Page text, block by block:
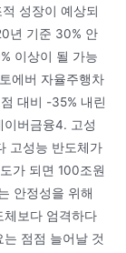
성장이 예상되
년 기준 30% 안
이상이 될 가능
에버 자율주행차
대비 -35% 내린
버금융4. 고성
고성능 반도체가
가 되면 100조원
안정성을 위해
체보다 엄격하다
점점 늘어날 것